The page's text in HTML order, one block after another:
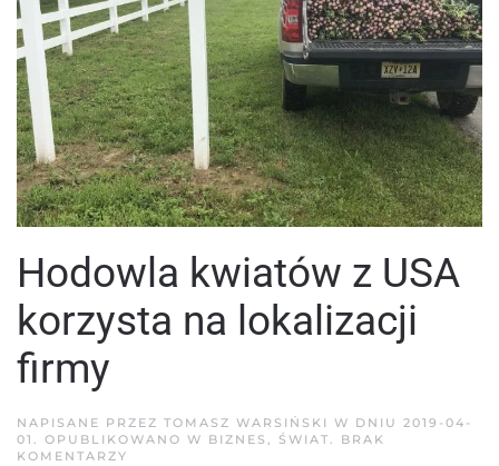
Hodowla kwiatów z USA
korzysta na lokalizacji
firmy
NAPISANE PRZEZ TOMASZ WARSIŃSKI W DNIU 2019-04-
01 . OPUBLIKOWANO W BIZNES , ŚWIAT. BRAK
KOMENTARZY